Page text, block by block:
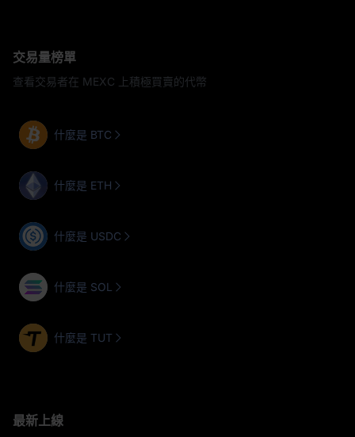
交易量榜單
查看交易者在 MEXC 上積極買賣的代幣
什麼是 BTC
什麼是 ETH
什麼是 USDC
什麼是 SOL
什麼是 TUT
最新上線